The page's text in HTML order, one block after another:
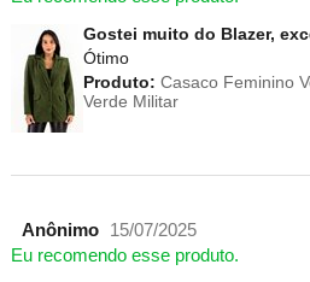
Gostei muito do Blazer,
Ótimo
Produto: Casaco Feminino
Verde Militar
Anônimo
15/07/2025
Eu recomendo esse produto.